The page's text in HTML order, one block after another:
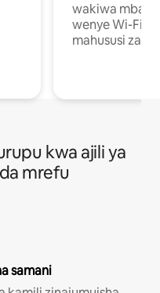
wakiwa mbali
wenye Wi-Fi
mahususi za
kwa ajili ya
mrefu
samani